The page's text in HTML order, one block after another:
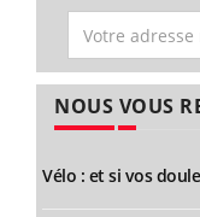
NOUS VOUS
Vélo : et si vos